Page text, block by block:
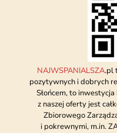
NAJWSPANIALSZA.pl
pozytywnych i dobrych
Słońcem, to
z naszej oferty jest
Zbiorowego
i pokrewnymi, m.in.